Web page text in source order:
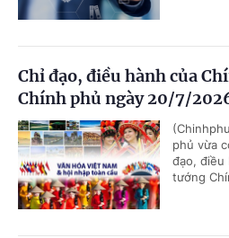
Chỉ đạo, điều hành của
Chính phủ ngày 20/7/
phủ vừa
đạo, điều
tướng